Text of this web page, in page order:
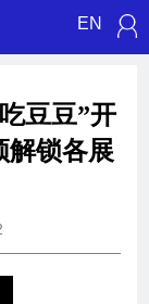
EN
豆豆”开
解锁各展